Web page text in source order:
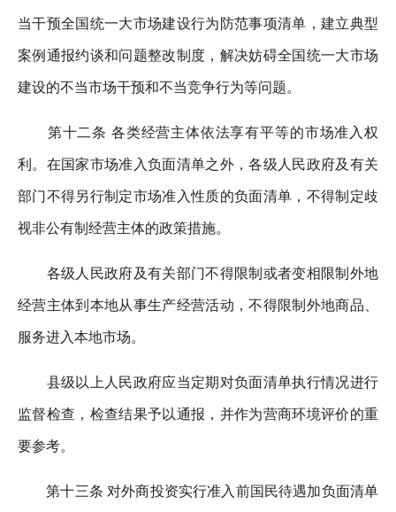
当干预全国统一大市场建设行为防范事项清单，建立典型
案例通报约谈和问题整改制度，解决妨碍全国统一大市场
建设的不当市场干预和不当竞争行为等问题。
第十二条 各类经营主体依法享有平等的市场准入权
利。在国家市场准入负面清单之外，各级人民政府及有关
部门不得另行制定市场准入性质的负面清单，不得制定歧
视非公有制经营主体的政策措施。
各级人民政府及有关部门不得限制或者变相限制外地
经营主体到本地从事生产经营活动，不得限制外地商品、
服务进入本地市场。
县级以上人民政府应当定期对负面清单执行情况进行
监督检查，检查结果予以通报，并作为营商环境评价的重
要参考。
第十三条 对外商投资实行准入前国民待遇加负面清单